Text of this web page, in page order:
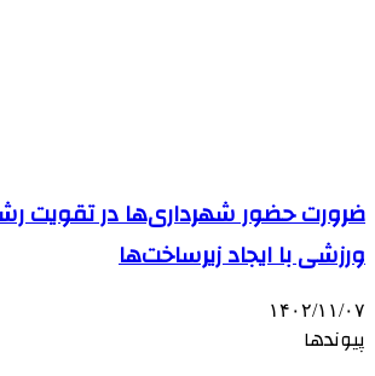
ضرورت حضور شهرداری‌ها در تقویت
ورزشی با ایجاد زیرساخت‌ها
۱۴۰۲/۱۱/۰۷
پیوندها